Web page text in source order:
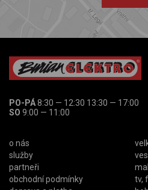
PO-PÁ8:30 — 12:30 13:30 — 17:00
SO 9:00 — 11:00
o nás
služby
partneři
obchodní podmínky
tv,